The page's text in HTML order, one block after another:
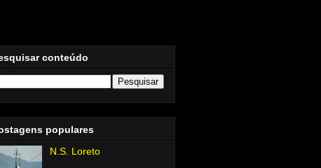
conteúdo
populares
N.S. Loreto